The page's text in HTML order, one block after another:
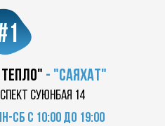
- "саяхат"
суюнбая 14
сб с 10:00 до 19:00